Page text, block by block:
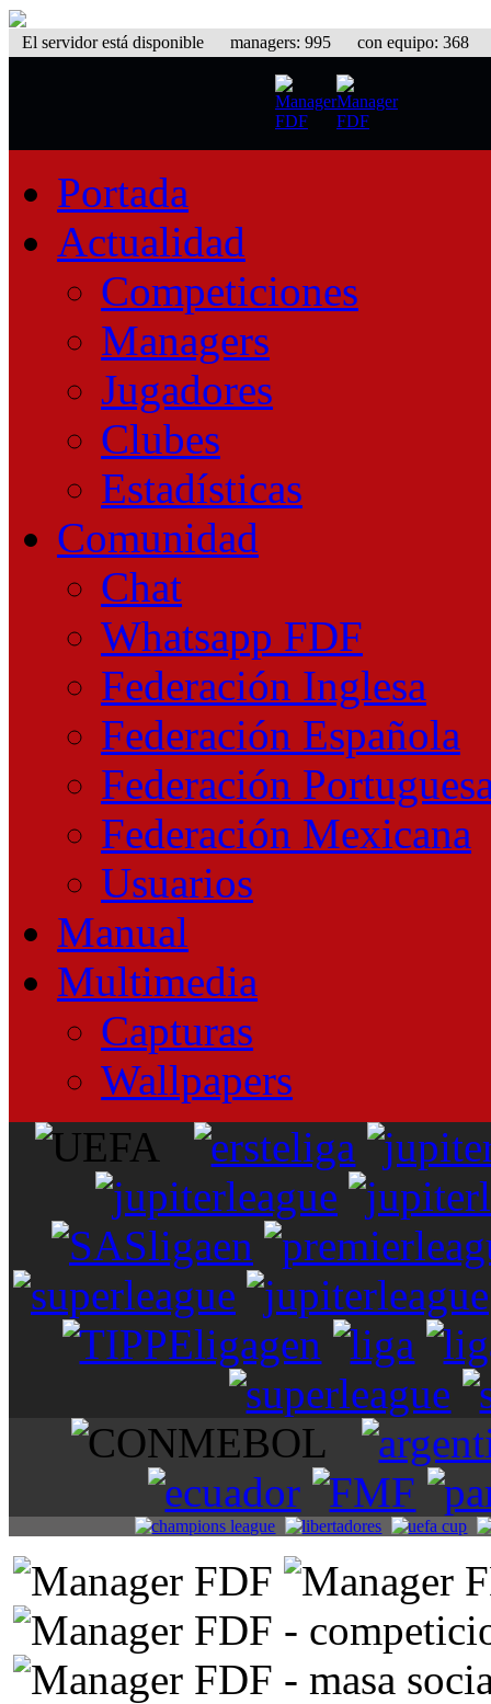
El servidor está disponible managers: 995 con equipo: 368
Portada
Actualidad
Competiciones
Managers
Jugadores
Clubes
Estadísticas
Comunidad
Chat
Whatsapp FDF
Federación Inglesa
Federación Española
Federación
Federación Mexicana
Usuarios
Manual
Multimedia
Capturas
Wallpapers